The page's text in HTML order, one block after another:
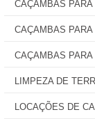
CAÇAMBAS PARA
CAÇAMBAS PARA
CAÇAMBAS
LIMPEZA DE
LOCAÇÕES DE